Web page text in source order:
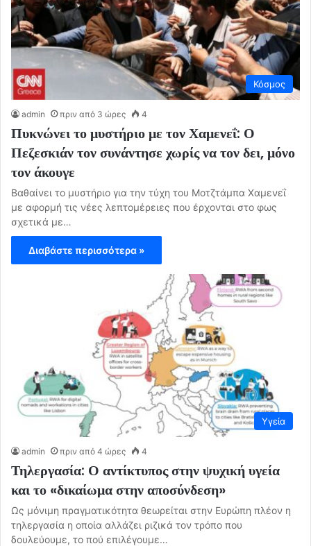
Κόσμος
admin πριν από 3 ώρες 4
Πυκνώνει το μυστήριο με τον Χαμενεΐ: Ο
Πεζεσκιάν τον συνάντησε χωρίς να τον δει, μόνο
τον άκουγε
Βαθαίνει το μυστήριο για την τύχη του Μοτζτάμπα Χαμενεΐ
με αφορμή τις νέες λεπτομέρειες που έρχονται στο φως
σχετικά με…
Διαβάστε περισσότερα »
Υγεία
admin πριν από 4 ώρες 4
Τηλεργασία: Ο αντίκτυπος στην ψυχική υγεία
και το «δικαίωμα στην αποσύνδεση»
Ως μόνιμη πραγματικότητα θεωρείται στην Ευρώπη πλέον η
τηλεργασία η οποία αλλάζει ριζικά τον τρόπο που
δουλεύουμε, το πού επιλέγουμε…